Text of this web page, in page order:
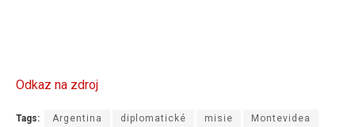
Odkaz na zdroj
Tags: Argentina diplomatické misie Montevidea